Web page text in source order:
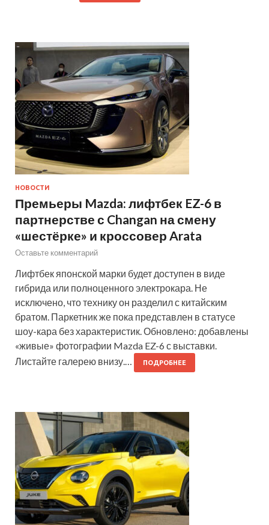
НОВОСТИ
Премьеры Mazda: лифтбек EZ-6 в
партнерстве с Changan на смену
«шестёрке» и кроссовер Arata
Оставьте комментарий
Лифтбек японской марки будет доступен в виде
гибрида или полноценного электрокара. Не
исключено, что технику он разделил с китайским
братом. Паркетник же пока представлен в статусе
шоу-кара без характеристик. Обновлено: добавлены
«живые» фотографии Mazda EZ-6 с выставки.
Листайте галерею внизу.…
ПОДРОБНЕЕ